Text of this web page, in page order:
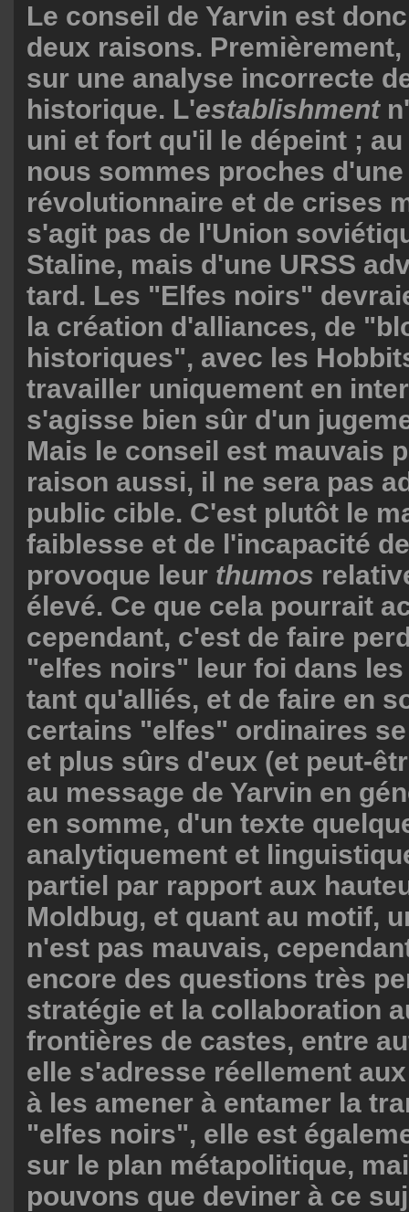
Le conseil de Yarvin est
deux raisons.
sur une analyse incorrecte
historique. L'establishment
uni et fort qu'il le dépeint ;
nous sommes proches
révolutionnaire et de crises
s'agit pas de l'Union
Staline, mais d'une URSS
tard. Les "Elfes noirs"
la création d'alliances, de
historiques", avec les
travailler uniquement en
s'agisse bien sûr d'un
Mais le conseil est mauvais
raison aussi, il ne sera pas
public cible. C'est plutôt le
faiblesse et de l'incapacité
provoque leur thumos
élevé. Ce que cela pourrait
cependant, c'est de faire
"elfes noirs" leur foi dans
tant qu'alliés, et de faire en
certains "elfes" ordinaires
et plus sûrs d'eux (et peut-
au message de Yarvin en
en somme, d'un texte
analytiquement et
partiel par rapport aux
Moldbug, et quant au motif,
n'est pas mauvais,
encore des questions très
stratégie et la collaboration
frontières de castes, entre
elle s'adresse réellement
à les amener à entamer la
"elfes noirs", elle est
sur le plan métapolitique,
pouvons que deviner à ce